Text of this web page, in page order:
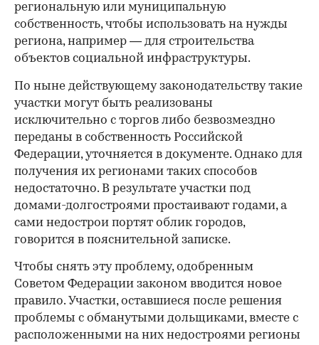
региональную или муниципальную
собственность, чтобы использовать на нужды
региона, например — для строительства
объектов социальной инфраструктуры.
00:00 / 00:00
По ныне действующему законодательству такие
участки могут быть реализованы
исключительно с торгов либо безвозмездно
переданы в собственность Российской
Федерации, уточняется в документе. Однако для
получения их регионами таких способов
недостаточно. В результате участки под
домами-долгостроями простаивают годами, а
сами недострои портят облик городов,
говорится в пояснительной записке.
Чтобы снять эту проблему, одобренным
Советом Федерации законом вводится новое
правило. Участки, оставшиеся после решения
проблемы с обманутыми дольщиками, вместе с
расположенными на них недостроями регионы